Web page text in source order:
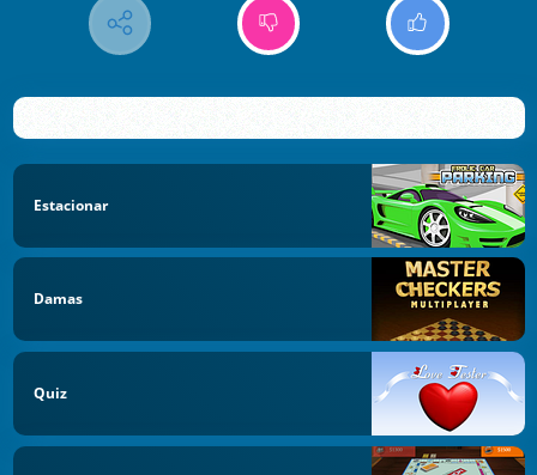
Estacionar
Damas
Quiz